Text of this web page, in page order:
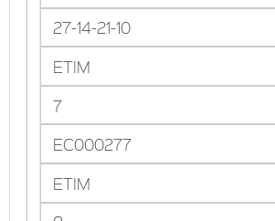
27-14-21-10
ETIM
7
EC000277
ETIM